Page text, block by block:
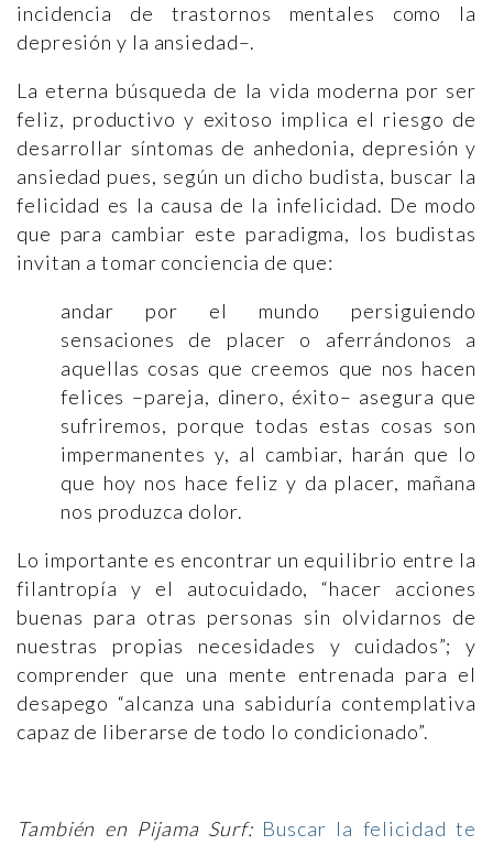
incidencia de trastornos mentales como la
depresión y la ansiedad–.
La eterna búsqueda de la vida moderna por ser
feliz, productivo y exitoso implica el riesgo de
desarrollar síntomas de anhedonia, depresión y
ansiedad pues, según un dicho budista, buscar la
felicidad es la causa de la infelicidad. De modo
que para cambiar este paradigma, los budistas
invitan a tomar conciencia de que:
andar por el mundo persiguiendo
sensaciones de placer o aferrándonos a
aquellas cosas que creemos que nos hacen
felices –pareja, dinero, éxito– asegura que
sufriremos, porque todas estas cosas son
impermanentes y, al cambiar, harán que lo
que hoy nos hace feliz y da placer, mañana
nos produzca dolor.
Lo importante es encontrar un equilibrio entre la
filantropía y el autocuidado, “hacer acciones
buenas para otras personas sin olvidarnos de
nuestras propias necesidades y cuidados”; y
comprender que una mente entrenada para el
desapego “alcanza una sabiduría contemplativa
capaz de liberarse de todo lo condicionado”.
También en Pijama Surf: Buscar la felicidad te